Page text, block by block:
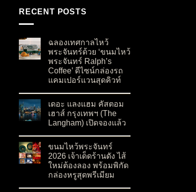
RECENT POSTS
ฉลองเทศกาลไหว้
พระจันทร์ด้วย ‘ขนมไหว้
พระจันทร์ Ralph’s
Coffee’ ดีไซน์กล่องรถ
แคมเปอร์แวนสุดคิวท์
เดอะ แลงแฮม คัสตอม
เฮาส์ กรุงเทพฯ (The
Langham) เปิดจองแล้ว
ขนมไหว้พระจันทร์
2026 เจ้าเด็ดร้านดัง ไส้
ใหม่ต้องลอง พร้อมพิกัด
กล่องหรูสุดพรีเมียม